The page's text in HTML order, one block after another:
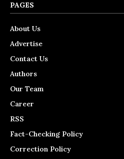
PAGES
About Us
Advertise
Contact Us
Authors
Our Team
Career
RSS
Fact-Checking Policy
Correction Policy